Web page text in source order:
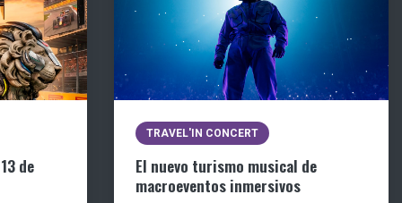
de
TRAVEL'IN CONCERT
El nuevo turismo musical de
macroeventos inmersivos